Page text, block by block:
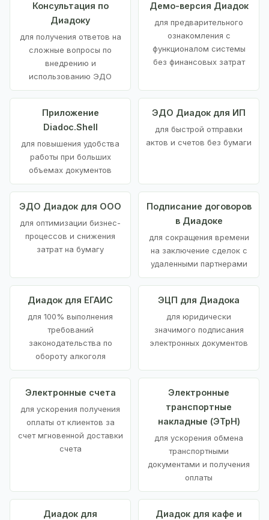
Консультация по
Диадоку
для получения ответов на
сложные вопросы по
внедрению и
использованию ЭДО
Демо-версия Диадок
для предварительного
ознакомления с
функционалом системы
без финансовых затрат
Приложение
Diadoc.Shell
для повышения удобства
работы при больших
объемах документов
ЭДО Диадок для ИП
для быстрой отправки
актов и счетов без бумаги
ЭДО Диадок для ООО
для оптимизации бизнес-
процессов и снижения
затрат на бумагу
Подписание договоров
в Диадоке
для сокращения времени
на заключение сделок с
удаленными партнерами
Диадок для ЕГАИС
для 100% выполнения
требований
законодательства по
обороту алкоголя
ЭЦП для Диадока
для юридически
значимого подписания
электронных документов
Электронные счета
для ускорения получения
оплаты от клиентов за
счет мгновенной доставки
счета
Электронные
транспортные
накладные (ЭТрН)
для ускорения обмена
транспортными
документами и получения
оплаты
Диадок для
Диадок для кафе и